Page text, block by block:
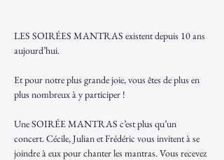
LES SOIRÉES MANTRAS existent depuis 10 ans
aujourd’hui.
Et pour notre plus grande joie, vous êtes de plus en
plus nombreux à y participer !
Une SOIRÉE MANTRAS c’est plus qu’un
concert. Cécile, Julian et Frédéric vous invitent à se
joindre à eux pour chanter les mantras. Vous recevez